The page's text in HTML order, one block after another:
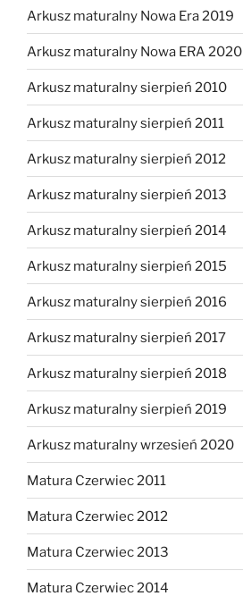
Arkusz maturalny Nowa Era 2019
Arkusz maturalny Nowa ERA 2020
Arkusz maturalny sierpień 2010
Arkusz maturalny sierpień 2011
Arkusz maturalny sierpień 2012
Arkusz maturalny sierpień 2013
Arkusz maturalny sierpień 2014
Arkusz maturalny sierpień 2015
Arkusz maturalny sierpień 2016
Arkusz maturalny sierpień 2017
Arkusz maturalny sierpień 2018
Arkusz maturalny sierpień 2019
Arkusz maturalny wrzesień 2020
Matura Czerwiec 2011
Matura Czerwiec 2012
Matura Czerwiec 2013
Matura Czerwiec 2014